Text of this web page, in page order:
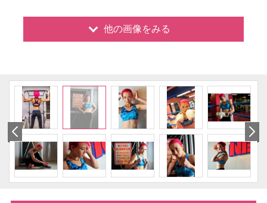
他の画像をみる